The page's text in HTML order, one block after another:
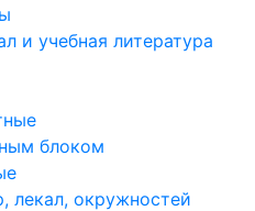
и учебная литература
блоком
лекал, окружностей